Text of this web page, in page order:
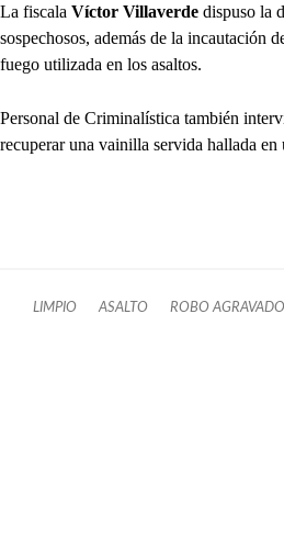
La fiscala Víctor Villaverde dispuso la
sospechosos, además de la incautación
fuego utilizada en los asaltos.
Personal de Criminalística también
recuperar una vainilla servida hallada en
LIMPIO ASALTO ROBO AGRAVADO